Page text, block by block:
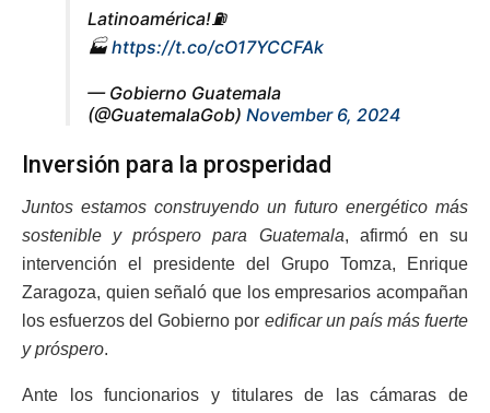
Latinoamérica!⛽
🏭https://t.co/cO17YCCFAk
— Gobierno Guatemala
(@GuatemalaGob) November 6, 2024
Inversión para la prosperidad
Juntos estamos construyendo un futuro energético más
sostenible y próspero para Guatemala, afirmó en su
intervención el presidente del Grupo Tomza, Enrique
Zaragoza, quien señaló que los empresarios acompañan
los esfuerzos del Gobierno por edificar un país más fuerte
y próspero.
Ante los funcionarios y titulares de las cámaras de